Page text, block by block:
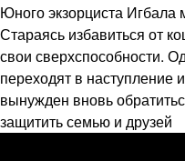
Юного экзорциста
Стараясь избавиться от
свои сверхспособности.
переходят в наступление
вынужден вновь
защитить семью и друзей